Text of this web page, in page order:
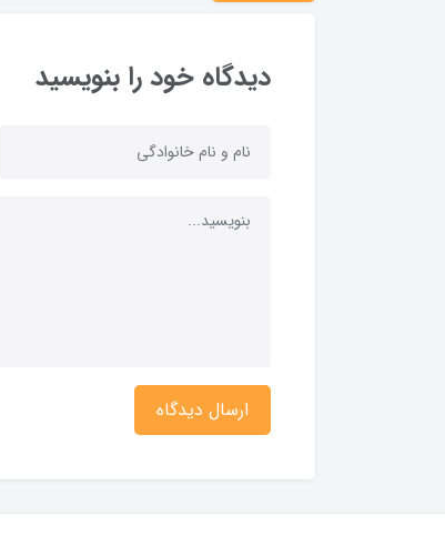
دیدگاه خود را بنویسید
ارسال دیدگاه